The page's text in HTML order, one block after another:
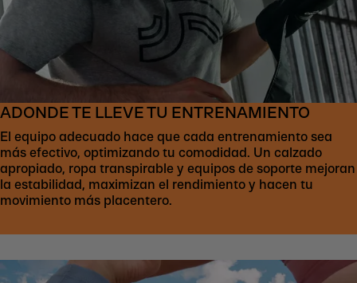
ADONDE TE LLEVE TU ENTRENAMIENTO
El equipo adecuado hace que cada entrenamiento sea
más efectivo, optimizando tu comodidad. Un calzado
apropiado, ropa transpirable y equipos de soporte mejoran
la estabilidad, maximizan el rendimiento y hacen tu
movimiento más placentero.